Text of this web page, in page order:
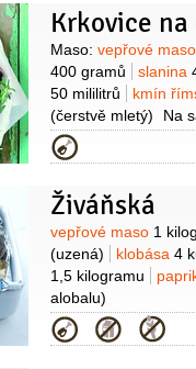
Krkovice
Suroviny
Maso: vepřové maso
400 gramů
slanina
50 mililitrů
kmín
(čerstvě mletý)
Na
1 kus
Kategorie
Živáňská
Suroviny
vepřové maso 1
(uzená)
klobása 4
1,5 kilogramu
alobalu)
Kategorie